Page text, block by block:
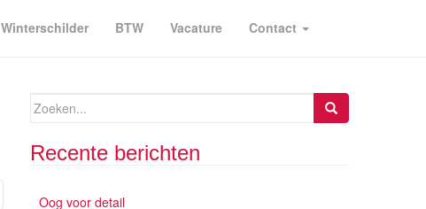
Winterschilder BTW Vacature Contact
Zoeken
Recente berichten
Oog voor detail